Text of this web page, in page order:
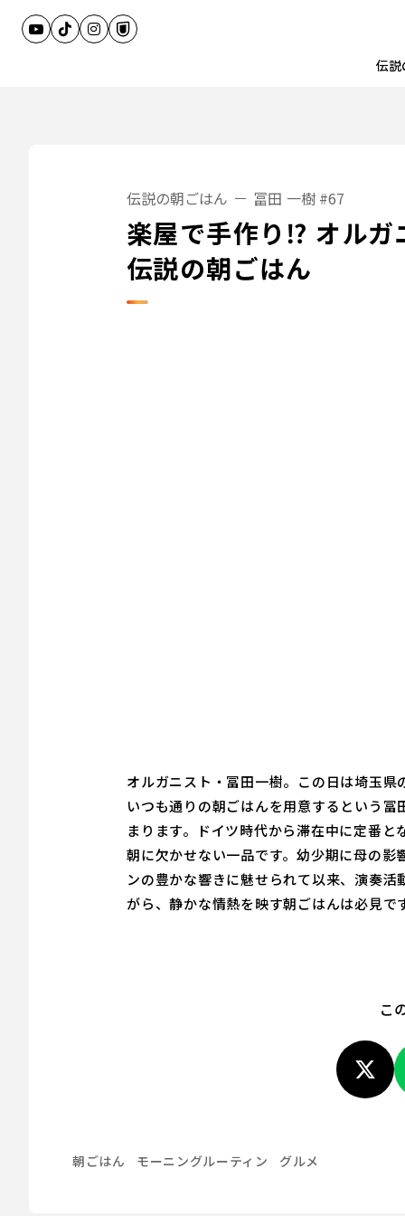
伝説
伝説の朝ごはん 冨田 一樹 #67
楽屋で手作り⁉︎ オル
伝説の朝ごはん
オルガニスト・冨田一樹。この日は埼玉
いつも通りの朝ごはんを用意するという
まります。ドイツ時代から滞在中に定番
朝に欠かせない一品です。幼少期に母の
ンの豊かな響きに魅せられて以来、演奏
がら、静かな情熱を映す朝ごはんは必見で
こ
朝ごはん モーニングルーティン グルメ